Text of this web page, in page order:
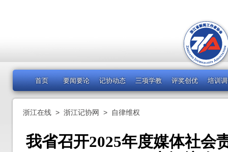
首页 要闻要论 记协动态 三项学教 评奖创优 培训
浙江在线 > 浙江记协网 > 自律维权
我省召开2025年度媒体社会